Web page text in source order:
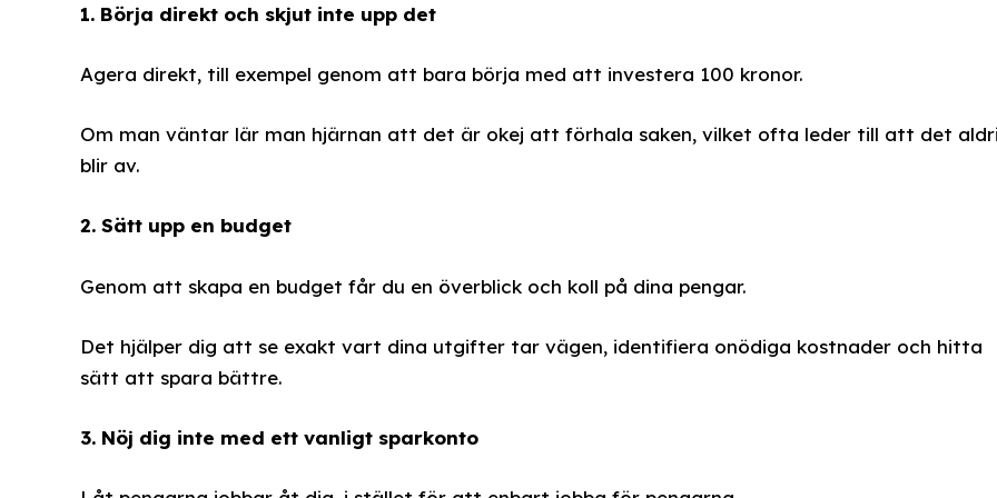
1. Börja direkt och skjut inte upp det
Agera direkt, till exempel genom att bara börja med att investera 100 kronor.
Om man väntar lär man hjärnan att det är okej att förhala saken, vilket ofta leder till att det
blir av.
2. Sätt upp en budget
Genom att skapa en budget får du en överblick och koll på dina pengar.
Det hjälper dig att se exakt vart dina utgifter tar vägen, identifiera onödiga kostnader och hitta
sätt att spara bättre.
3. Nöj dig inte med ett vanligt sparkonto